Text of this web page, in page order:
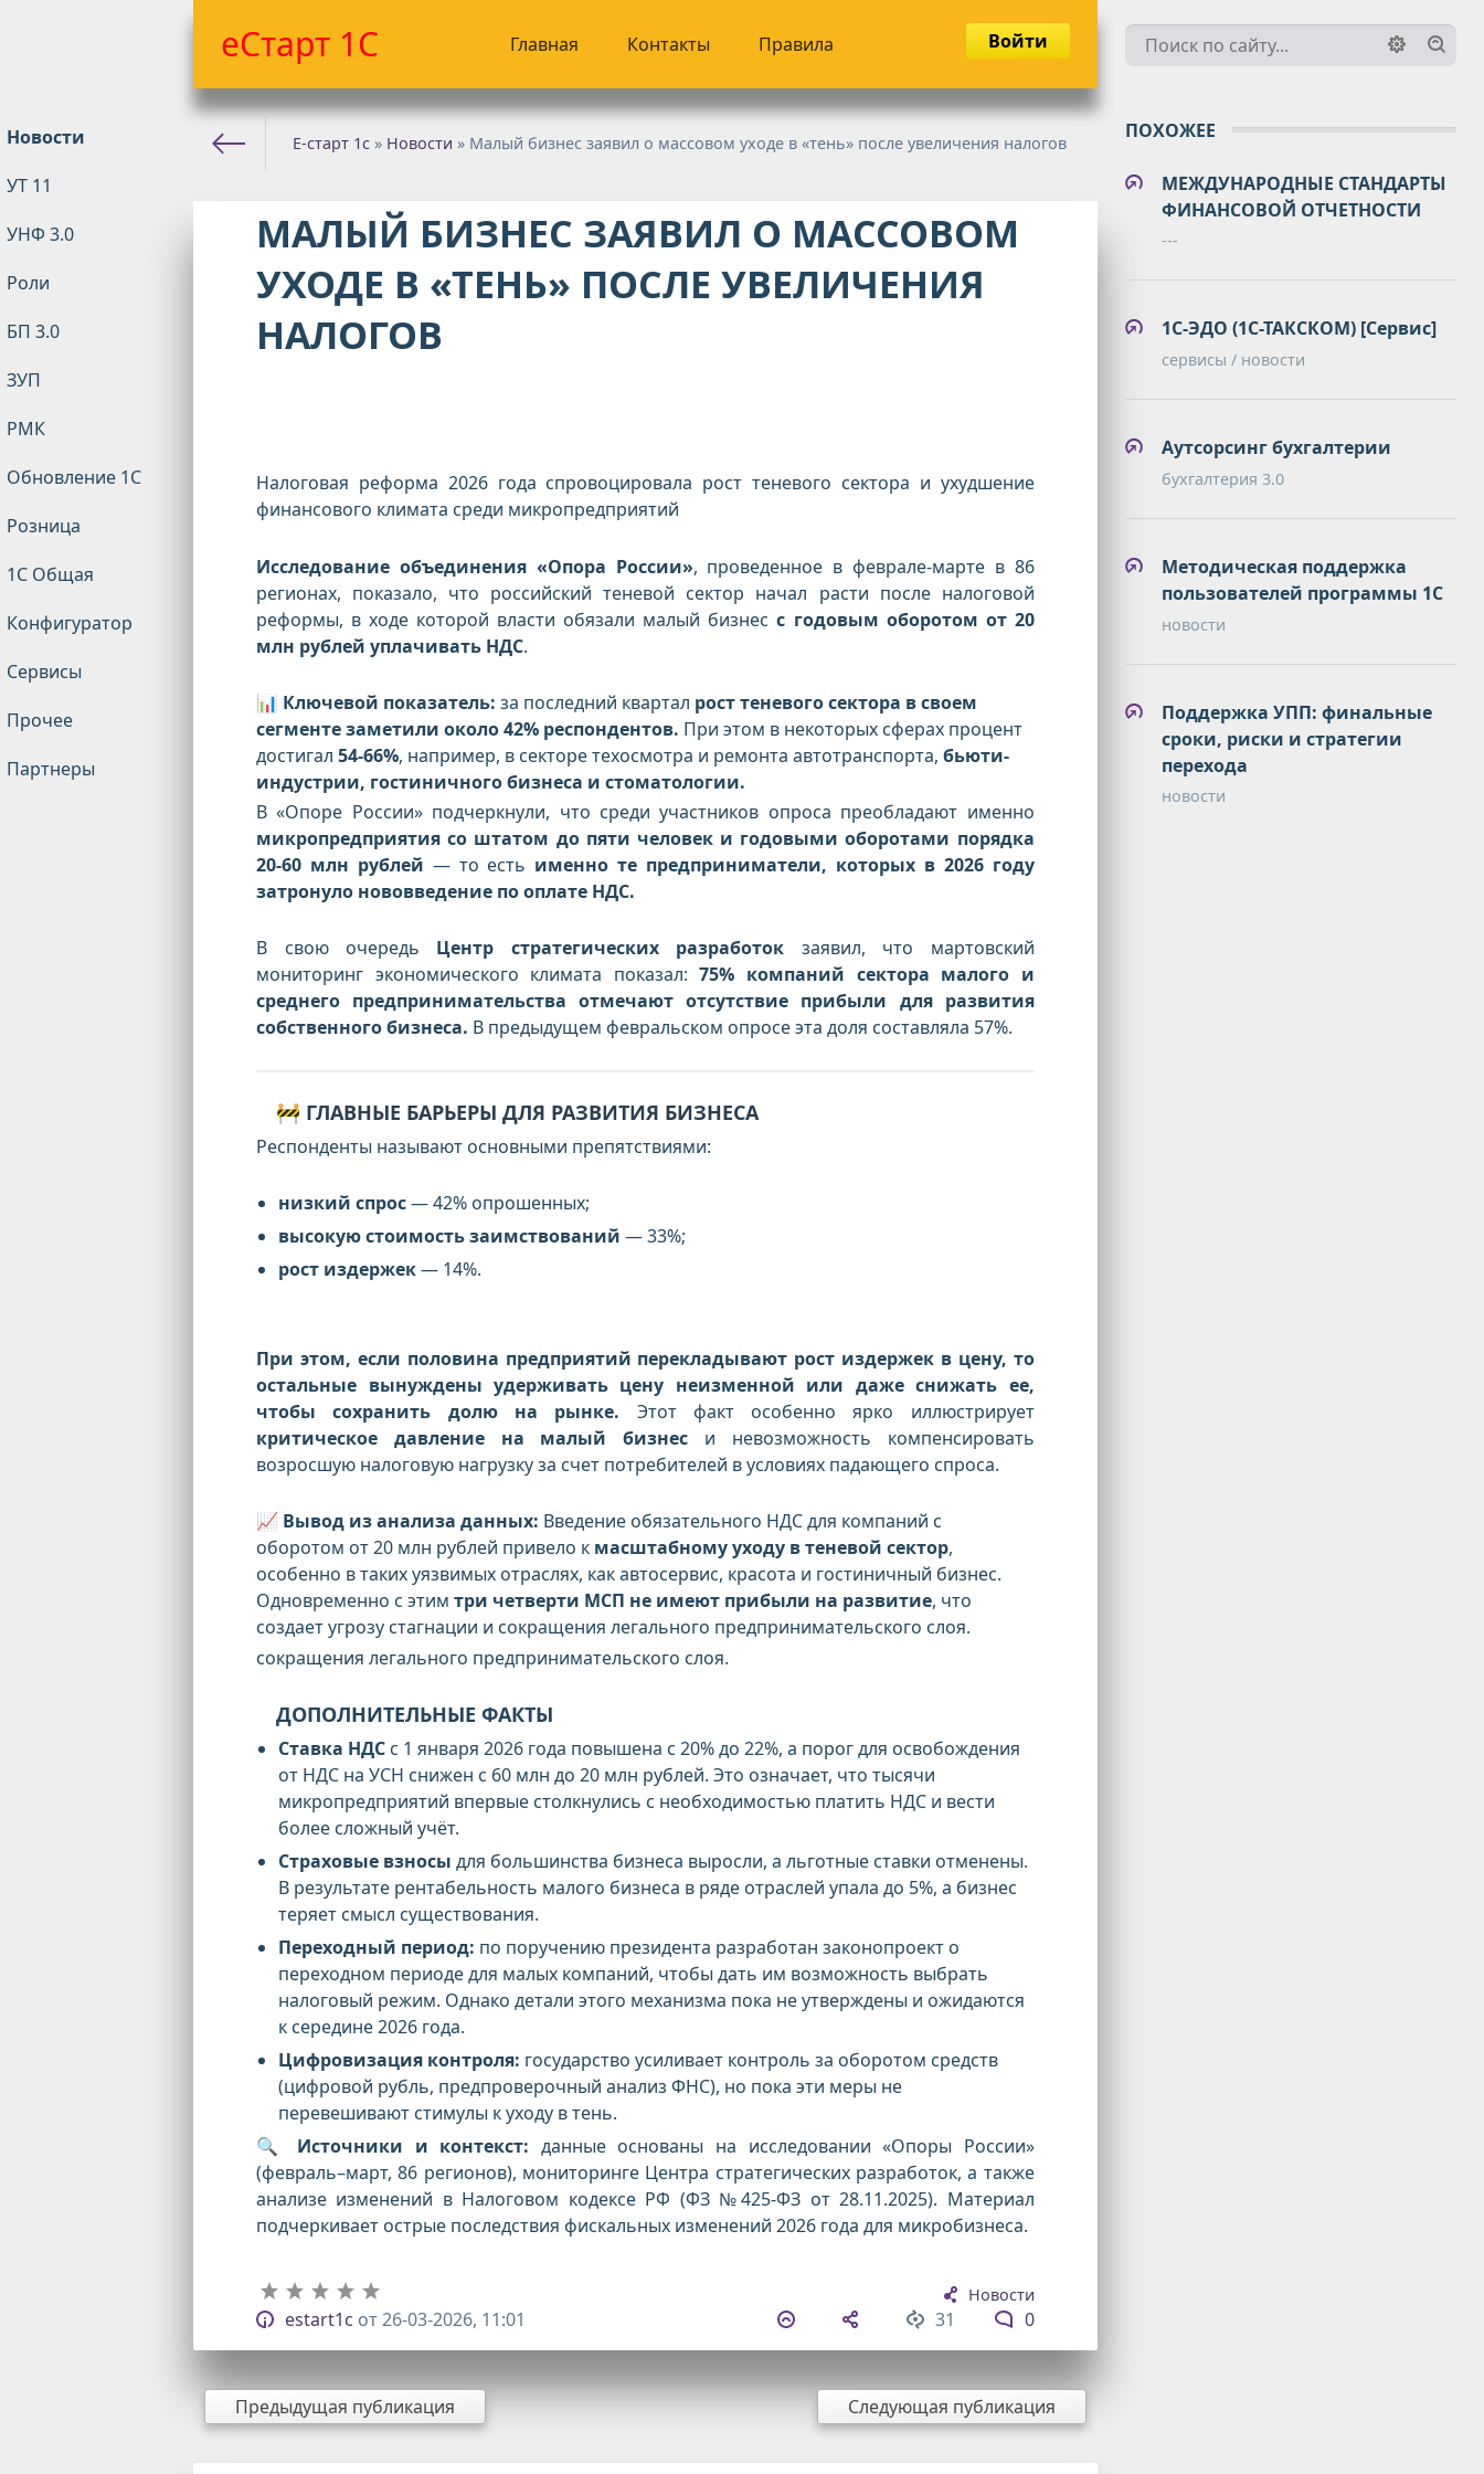
еСтарт 1С Главная Контакты Правила Войти
Новости
УТ 11
УНФ 3.0
Роли
БП 3.0
ЗУП
РМК
Обновление 1С
Розница
1С Общая
Конфигуратор
Сервисы
Прочее
Партнеры
Е-старт 1с » Новости » Малый бизнес заявил о массовом уходе в «тень» после увеличения налогов
МАЛЫЙ БИЗНЕС ЗАЯВИЛ О МАССОВОМ
УХОДЕ В «ТЕНЬ» ПОСЛЕ УВЕЛИЧЕНИЯ
НАЛОГОВ
Налоговая реформа 2026 года спровоцировала рост теневого сектора и ухудшение
финансового климата среди микропредприятий
Исследование объединения «Опора России», проведенное в феврале-марте в 86
регионах, показало, что российский теневой сектор начал расти после налоговой
реформы, в ходе которой власти обязали малый бизнесс годовым оборотом от 20
млн рублей уплачивать НДС.
📊 Ключевой показатель: за последний квартал рост теневого сектора в своем
сегменте заметили около 42% респондентов. При этом в некоторых сферах процент
достигал54-66%, например, в секторе техосмотра и ремонта автотранспорта,бьюти-
индустрии, гостиничного бизнеса и стоматологии.
В «Опоре России» подчеркнули, что среди участников опроса преобладают именно
микропредприятия со штатом до пяти человек и годовыми оборотами порядка
20-60 млн рублей — то есть именно те предприниматели, которых в 2026 году
затронуло нововведение по оплате НДС.
В свою очередь Центр стратегических разработок заявил, что мартовский
мониторинг экономического климата показал:75% компаний сектора малого и
среднего предпринимательства отмечают отсутствие прибыли для развития
собственного бизнеса. В предыдущем февральском опросе эта доля составляла 57%.
🚧 ГЛАВНЫЕ БАРЬЕРЫ ДЛЯ РАЗВИТИЯ БИЗНЕСА
Респонденты называют основными препятствиями:
низкий спрос—42% опрошенных;
высокую стоимость заимствований —33%;
рост издержек— 14%.
При этом, если половина предприятий перекладывают рост издержек в цену, то
остальные вынуждены удерживать цену неизменной или даже снижать ее,
чтобы сохранить долю на рынке. Этот факт особенно ярко иллюстрирует
критическое давление на малый бизнес и невозможность компенсировать
возросшую налоговую нагрузку за счет потребителей в условиях падающего спроса.
📈 Вывод из анализа данных: Введение обязательного НДС для компаний с
оборотом от 20 млн рублей привело к масштабному уходу в теневой сектор,
особенно в таких уязвимых отраслях, как автосервис, красота и гостиничный бизнес.
Одновременно с этимтри четверти МСП не имеют прибыли на развитие, что
создает угрозу стагнации и сокращения легального предпринимательского слоя.
сокращения легального предпринимательского слоя.
ДОПОЛНИТЕЛЬНЫЕ ФАКТЫ
Ставка НДС с 1 января 2026 года повышена с 20% до 22%, а порог для освобождения
от НДС на УСН снижен с 60 млн до 20 млн рублей. Это означает, что тысячи
микропредприятий впервые столкнулись с необходимостью платить НДС и вести
более сложный учёт.
Страховые взносы для большинства бизнеса выросли, а льготные ставки отменены.
В результате рентабельность малого бизнеса в ряде отраслей упала до 5%, а бизнес
теряет смысл существования.
Переходный период: по поручению президента разработан законопроект о
переходном периоде для малых компаний, чтобы дать им возможность выбрать
налоговый режим. Однако детали этого механизма пока не утверждены и ожидаются
к середине 2026 года.
Цифровизация контроля: государство усиливает контроль за оборотом средств
(цифровой рубль, предпроверочный анализ ФНС), но пока эти меры не
перевешивают стимулы к уходу в тень.
🔍 Источники и контекст: данные основаны на исследовании «Опоры России»
(февраль–март, 86 регионов), мониторинге Центра стратегических разработок, а также
анализе изменений в Налоговом кодексе РФ (ФЗ №425-ФЗ от 28.11.2025). Материал
подчеркивает острые последствия фискальных изменений 2026 года для микробизнеса.
Новости
31 0
estart1c от26-03-2026, 11:01
ПОХОЖЕЕ
МЕЖДУНАРОДНЫЕ СТАНДАРТЫ
ФИНАНСОВОЙ ОТЧЕТНОСТИ
---
1С-ЭДО (1С-ТАКСКОМ) [Сервис]
сервисы / новости
Аутсорсинг бухгалтерии
бухгалтерия 3.0
Методическая поддержка
пользователей программы 1С
новости
Поддержка УПП: финальные
сроки, риски и стратегии
перехода
новости
Предыдущая публикация Следующая публикация